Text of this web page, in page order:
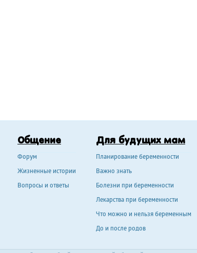
Общение
Форум
Жизненные истории
Вопросы и ответы
Для будущих мам
Планирование беременности
Важно знать
Болезни при беременности
Лекарства при беременности
Что можно и нельзя беременным
До и после родов